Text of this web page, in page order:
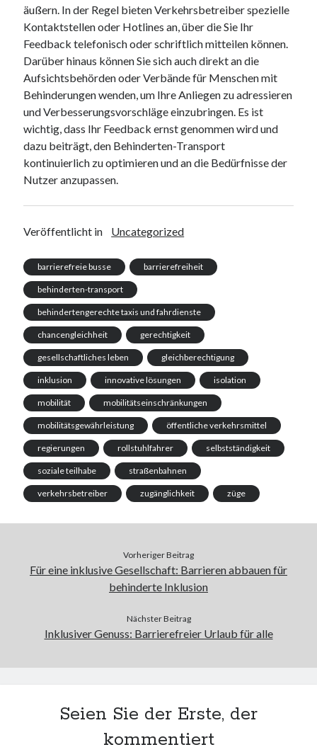
äußern. In der Regel bieten Verkehrsbetreiber spezielle
Kontaktstellen oder Hotlines an, über die Sie Ihr
Feedback telefonisch oder schriftlich mitteilen können.
Darüber hinaus können Sie sich auch direkt an die
Aufsichtsbehörden oder Verbände für Menschen mit
Behinderungen wenden, um Ihre Anliegen zu adressieren
und Verbesserungsvorschläge einzubringen. Es ist
wichtig, dass Ihr Feedback ernst genommen wird und
dazu beiträgt, den Behinderten-Transport
kontinuierlich zu optimieren und an die Bedürfnisse der
Nutzer anzupassen.
Veröffentlicht in Uncategorized
barrierefreie busse barrierefreiheit
behinderten-transport
behindertengerechte taxis und fahrdienste
chancengleichheit gerechtigkeit
gesellschaftliches leben gleichberechtigung
inklusion innovative lösungen isolation
mobilität mobilitätseinschränkungen
mobilitätsgewährleistung öffentliche verkehrsmittel
regierungen rollstuhlfahrer selbstständigkeit
soziale teilhabe straßenbahnen
verkehrsbetreiber zugänglichkeit züge
Vorheriger Beitrag
Für eine inklusive Gesellschaft: Barrieren abbauen für
behinderte Inklusion
Nächster Beitrag
Inklusiver Genuss: Barrierefreier Urlaub für alle
Seien Sie der Erste, der
kommentiert